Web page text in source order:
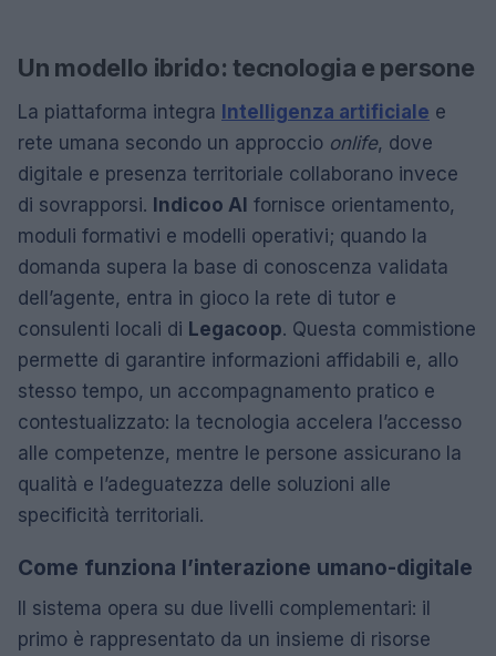
Un modello ibrido: tecnologia e persone
La piattaforma integra Intelligenza artificiale e
rete umana secondo un approccio onlife, dove
digitale e presenza territoriale collaborano invece
di sovrapporsi. Indicoo AI fornisce orientamento,
moduli formativi e modelli operativi; quando la
domanda supera la base di conoscenza validata
dell’agente, entra in gioco la rete di tutor e
consulenti locali di Legacoop. Questa commistione
permette di garantire informazioni affidabili e, allo
stesso tempo, un accompagnamento pratico e
contestualizzato: la tecnologia accelera l’accesso
alle competenze, mentre le persone assicurano la
qualità e l’adeguatezza delle soluzioni alle
specificità territoriali.
Come funziona l’interazione umano-digitale
Il sistema opera su due livelli complementari: il
primo è rappresentato da un insieme di risorse